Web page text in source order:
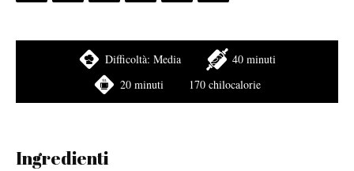
Difficoltà: Media
40 minuti
20 minuti
170 chilocalorie
Ingredienti